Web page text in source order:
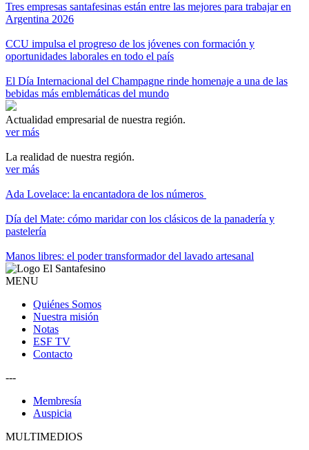
Tres empresas santafesinas están entre las mejores para trabajar en
Argentina 2026
CCU impulsa el progreso de los jóvenes con formación y
oportunidades laborales en todo el país
El Día Internacional del Champagne rinde homenaje a una de las
bebidas más emblemáticas del mundo
Actualidad empresarial de nuestra región.
ver más
La realidad de nuestra región.
ver más
Ada Lovelace: la encantadora de los números
Día del Mate: cómo maridar con los clásicos de la panadería y
pastelería
Manos libres: el poder transformador del lavado artesanal
MENU
Quiénes Somos
Nuestra misión
Notas
ESF TV
Contacto
---
Membresía
Auspicia
MULTIMEDIOS